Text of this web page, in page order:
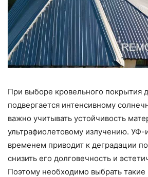
При выборе кровельного покрытия
подвергается интенсивному
важно учитывать устойчивость
ультрафиолетовому излучению. УФ-
временем приводит к деградации
снизить его долговечность и
Поэтому необходимо выбрать